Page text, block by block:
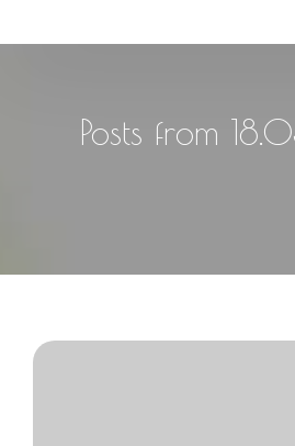
Posts from